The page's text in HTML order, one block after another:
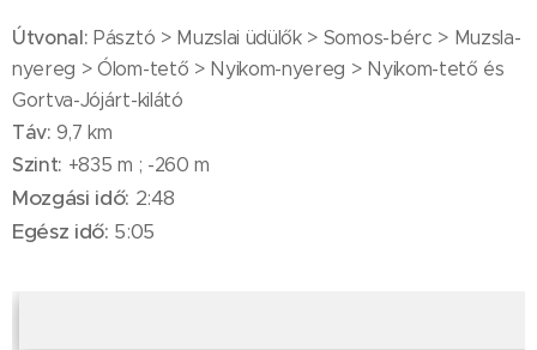
Útvonal:Pásztó > Muzslai üdülők > Somos-bérc > Muzsla-
nyereg > Ólom-tető > Nyikom-nyereg > Nyikom-tető és
Gortva-Jójárt-kilátó
Táv:9,7 km
Szint: +835 m ; -260 m
Mozgási idő: 2:48
Egész idő: 5:05